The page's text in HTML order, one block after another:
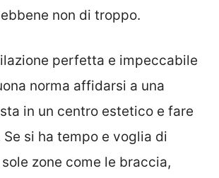
non di troppo.
perfetta e impeccabile
norma affidarsi a una
in un centro estetico e fare
Se si ha tempo e voglia di
zone come le braccia,